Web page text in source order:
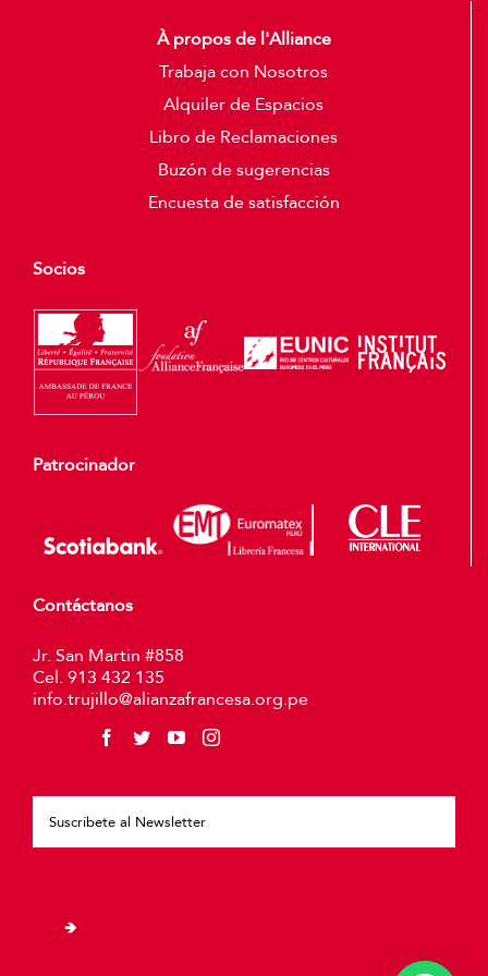
À propos de l'Alliance
Trabaja con Nosotros
Alquiler de Espacios
Libro de Reclamaciones
Buzón de sugerencias
Encuesta de satisfacción
Socios
Patrocinador
Contáctanos
Jr. San Martin #858
Cel. 913 432 135
info.trujillo@alianzafrancesa.org.pe